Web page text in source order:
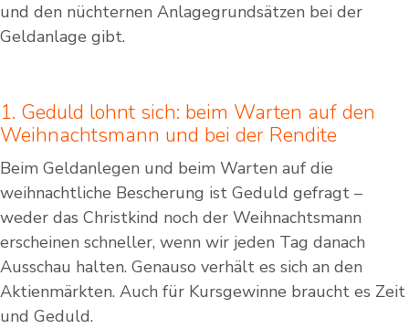
und den nüchternen Anlagegrundsätzen bei der
Geldanlage gibt.
1. Geduld lohnt sich: beim Warten auf den
Weihnachtsmann und bei der Rendite
Beim Geldanlegen und beim Warten auf die
weihnachtliche Bescherung ist Geduld gefragt –
weder das Christkind noch der Weihnachtsmann
erscheinen schneller, wenn wir jeden Tag danach
Ausschau halten. Genauso verhält es sich an den
Aktienmärkten. Auch für Kursgewinne braucht es Zeit
und Geduld.